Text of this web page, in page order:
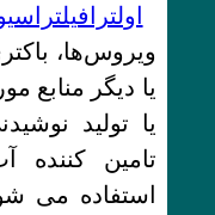
ویروس‌ها،
یا دیگر منابع
یا تولید
استفاده می